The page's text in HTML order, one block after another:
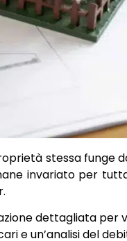
stessa funge
invariato per
dettagliata per
e un’analisi del